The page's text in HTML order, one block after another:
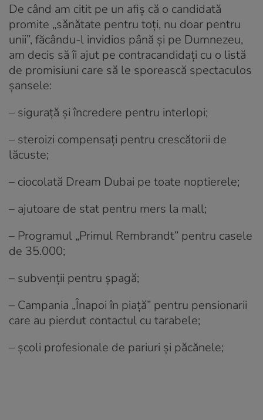
De când am citit pe un afiş că o candidată
promite „sănătate pentru toţi, nu doar pentru
unii”, făcându-l invidios până şi pe Dumnezeu,
am decis să îi ajut pe contracandidaţi cu o listă
de promisiuni care să le sporească spectaculos
şansele:
– siguraţă şi încredere pentru interlopi;
– steroizi compensaţi pentru crescătorii de
lăcuste;
– ciocolată Dream Dubai pe toate noptierele;
– ajutoare de stat pentru mers la mall;
– Programul „Primul Rembrandt” pentru casele
de 35.000;
– subvenţii pentru şpagă;
– Campania „Înapoi în piaţă” pentru pensionarii
care au pierdut contactul cu tarabele;
– şcoli profesionale de pariuri şi păcănele;